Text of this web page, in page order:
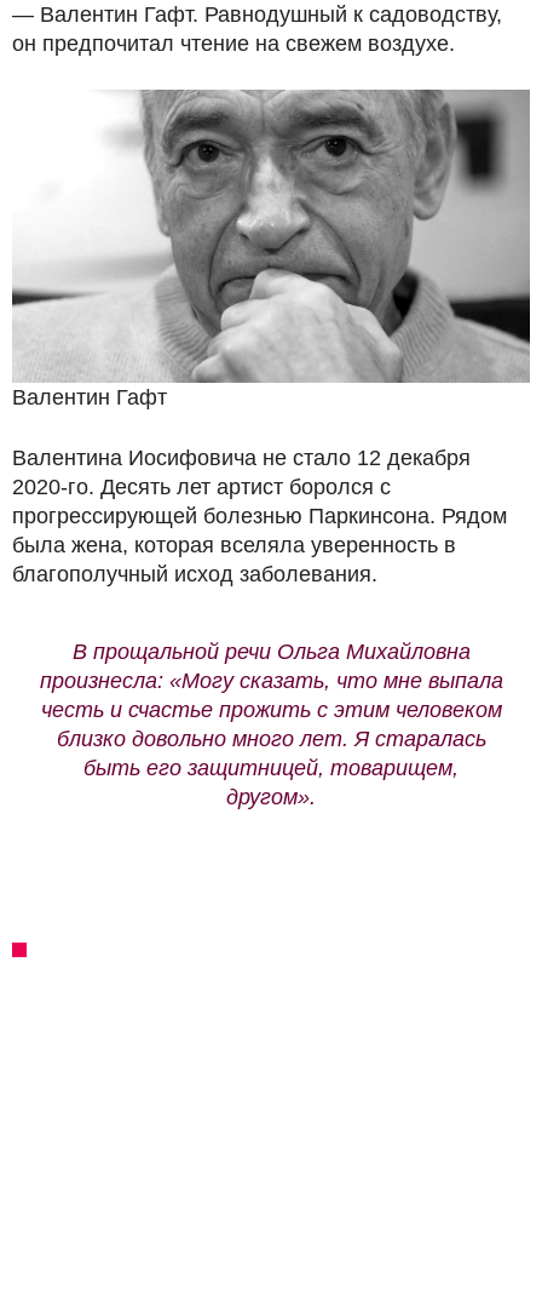
— Валентин Гафт. Равнодушный к садоводству,
он предпочитал чтение на свежем воздухе.
Валентин Гафт
Валентина Иосифовича не стало 12 декабря
2020-го. Десять лет артист боролся с
прогрессирующей болезнью Паркинсона. Рядом
была жена, которая вселяла уверенность в
благополучный исход заболевания.
В прощальной речи Ольга Михайловна
произнесла: «Могу сказать, что мне выпала
честь и счастье прожить с этим человеком
близко довольно много лет. Я старалась
быть его защитницей, товарищем,
другом».